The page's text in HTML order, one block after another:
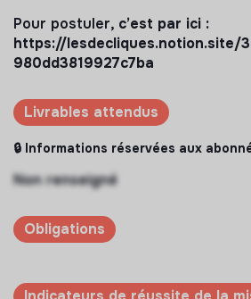
Pour postuler, c’est par ici :
https://lesdecliques.notion.site/
980dd3819927c7ba
Livrables attendus
🔒 Informations réservées aux
Non renseigné
Obligations